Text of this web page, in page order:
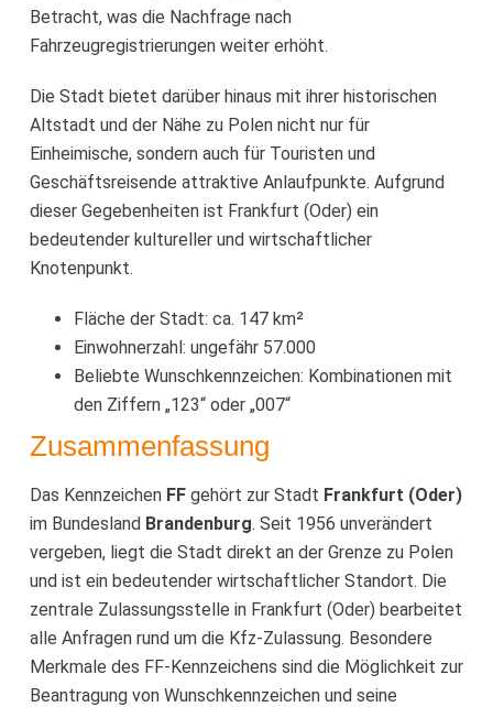
Betracht, was die Nachfrage nach
Fahrzeugregistrierungen weiter erhöht.
Die Stadt bietet darüber hinaus mit ihrer historischen
Altstadt und der Nähe zu Polen nicht nur für
Einheimische, sondern auch für Touristen und
Geschäftsreisende attraktive Anlaufpunkte. Aufgrund
dieser Gegebenheiten ist Frankfurt (Oder) ein
bedeutender kultureller und wirtschaftlicher
Knotenpunkt.
Fläche der Stadt: ca. 147 km²
Einwohnerzahl: ungefähr 57.000
Beliebte Wunschkennzeichen: Kombinationen mit
den Ziffern „123“ oder „007“
Zusammenfassung
Das Kennzeichen FFgehört zur Stadt Frankfurt (Oder)
im Bundesland Brandenburg. Seit 1956 unverändert
vergeben, liegt die Stadt direkt an der Grenze zu Polen
und ist ein bedeutender wirtschaftlicher Standort. Die
zentrale Zulassungsstelle in Frankfurt (Oder) bearbeitet
alle Anfragen rund um die Kfz-Zulassung. Besondere
Merkmale des FF-Kennzeichens sind die Möglichkeit zur
Beantragung von Wunschkennzeichen und seine